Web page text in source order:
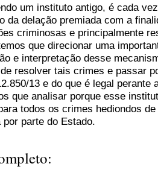
um instituto antigo, é cada
da delação premiada com a
criminosas e principalmente
que direcionar uma
e interpretação desse
resolver tais crimes e passar
13 e do que é legal
que analisar porque esse
todos os crimes hediondos
por parte do Estado.